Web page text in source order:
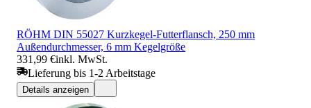
RÖHM DIN 55027 Kurzkegel-Futterflansch, 250 mm
Außendurchmesser, 6 mm Kegelgröße
331,99 €inkl. MwSt.
Lieferung bis 1-2 Arbeitstage
Details anzeigen